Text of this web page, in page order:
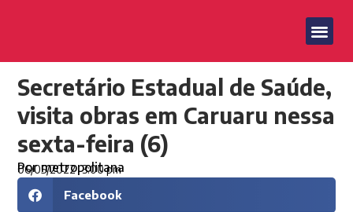
Secretário Estadual de Saúde,
visita obras em Caruaru nessa
sexta-feira (6)
Pormetropolitana
06/05/2022 3:00 pm
Facebook